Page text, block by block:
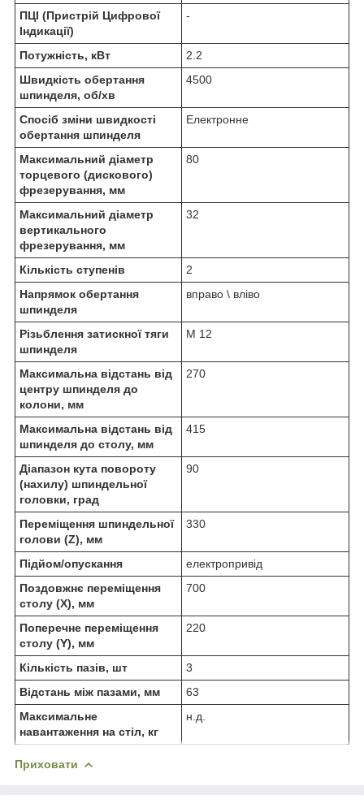
ПЦІ (Пристрій Цифрової
Індикації)
-
Потужність, кВт
2.2
Швидкість обертання
шпинделя, об/хв
4500
Спосіб зміни швидкості
обертання шпинделя
Електронне
Максимальний діаметр
торцевого (дискового)
фрезерування, мм
80
Максимальний діаметр
вертикального
фрезерування, мм
32
Кількість ступенів
2
Напрямок обертання
шпинделя
вправо \ вліво
Різьблення затискної тяги
шпинделя
М 12
Максимальна відстань від
центру шпинделя до
колони, мм
270
Максимальна відстань від
шпинделя до столу, мм
415
Діапазон кута повороту
(нахилу) шпиндельної
головки, град
90
Переміщення шпиндельної
голови (Z), мм
330
Підйом/опускання
електропривід
Поздовжнє переміщення
столу (Х), мм
700
Поперечне переміщення
столу (Y), мм
220
Кількість пазів, шт
3
Відстань між пазами, мм
63
Максимальне
навантаження на стіл, кг
н.д.
Приховати